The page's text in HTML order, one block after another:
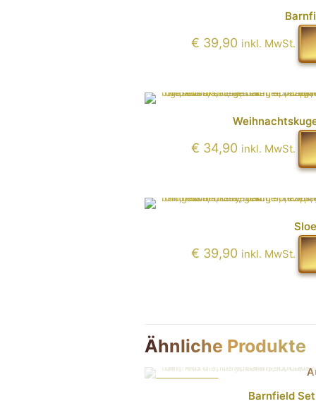
€ 39,90 inkl. MwSt.
€ 34,90 inkl. MwSt.
€ 39,90 inkl. MwSt.
Ähnliche Produkte
Barnfield